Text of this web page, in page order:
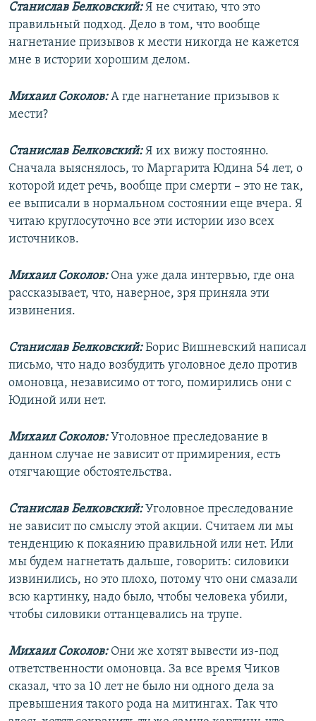
Станислав Белковский:Я не считаю, что это
правильный подход. Дело в том, что вообще
нагнетание призывов к мести никогда не кажется
мне в истории хорошим делом.
Михаил Соколов:А где нагнетание призывов к
мести?
Станислав Белковский:Я их вижу постоянно.
Сначала выяснялось, то Маргарита Юдина 54 лет, о
которой идет речь, вообще при смерти – это не так,
ее выписали в нормальном состоянии еще вчера. Я
читаю круглосуточно все эти истории изо всех
источников.
Михаил Соколов:Она уже дала интервью, где она
рассказывает, что, наверное, зря приняла эти
извинения.
Станислав Белковский:Борис Вишневский написал
письмо, что надо возбудить уголовное дело против
омоновца, независимо от того, помирились они с
Юдиной или нет.
Михаил Соколов:Уголовное преследование в
данном случае не зависит от примирения, есть
отягчающие обстоятельства.
Станислав Белковский:Уголовное преследование
не зависит по смыслу этой акции. Считаем ли мы
тенденцию к покаянию правильной или нет. Или
мы будем нагнетать дальше, говорить: силовики
извинились, но это плохо, потому что они смазали
всю картинку, надо было, чтобы человека убили,
чтобы силовики оттанцевались на трупе.
Михаил Соколов:Они же хотят вывести из-под
ответственности омоновца. За все время Чиков
сказал, что за 10 лет не было ни одного дела за
превышения такого рода на митингах. Так что